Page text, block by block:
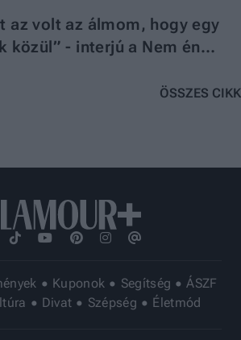
az volt az álmom, hogy egy
közül” - interjú a Nem én
ÖSSZES CIKK
Kuponok Segítség
ÁSZF
Divat Szépség Életmód